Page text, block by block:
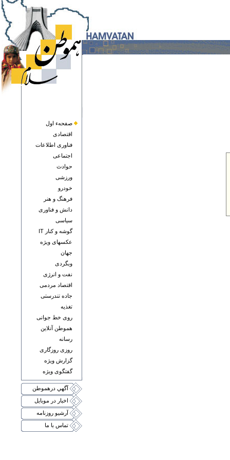
صفحهء اول
اقتصادی
فناوری اطلاعات
اجتماعی
حوادث
ورزشی
خودرو
فرهنگ و هنر
دانش و فناوری
سياسی
گوشه و کنار IT
عکسهای ويژه
جهان
وبگردی
نفت و انرژی
اقتصاد مردمی
جاده تندرستی
تغذيه
روی خط جوانی
هموطن آنلاين
رسانه
روزی روزگاری
گزارش ويژه
گفتگوی ويژه
آگهي درهموطن
اخبار در موبايل
آرشيو روزنامه
تماس با ما